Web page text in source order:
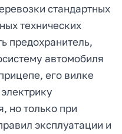
стандартных
технических
предохранитель,
автомобиля
его вилке
но только при
эксплуатации и